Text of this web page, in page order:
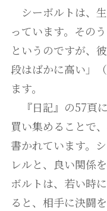
シーボルトは、
っています。その
というのですが、
段はばかに高い」
ます。
『日記』の57頁
買い集めることで
書かれています。
レルと、良い関係
ボルトは、若い時
ると、相手に決闘